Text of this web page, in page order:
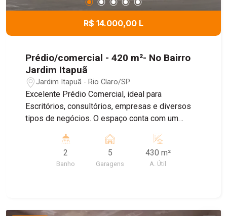
R$ 14.000,00 L
Prédio/comercial - 420 m²- No Bairro
Jardim Itapuã
Jardim Itapuã - Rio Claro/SP
Excelente Prédio Comercial, ideal para
Escritórios, consultórios, empresas e diversos
tipos de negócios. O espaço conta com um
Privativo, ar condicionado, proporcionando mais
conforto para o dia dia , e Sistema de energia
solar, garantindo maior economia e
2
Banho
5
Garagens
430 m²
A. Útil